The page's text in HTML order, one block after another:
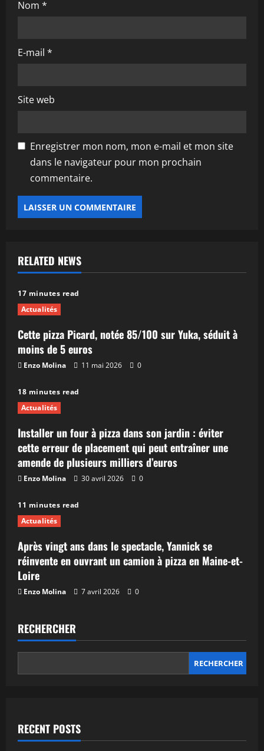
Nom *
E-mail *
Site web
Enregistrer mon nom, mon e-mail et mon site
dans le navigateur pour mon prochain
commentaire.
RELATED NEWS
17 minutes read
Actualités
Cette pizza Picard, notée 85/100 sur Yuka, séduit à
moins de 5 euros
Enzo Molina 11 mai 2026 0
18 minutes read
Actualités
Installer un four à pizza dans son jardin : éviter
cette erreur de placement qui peut entraîner une
amende de plusieurs milliers d’euros
Enzo Molina 30 avril 2026 0
11 minutes read
Actualités
Après vingt ans dans le spectacle, Yannick se
réinvente en ouvrant un camion à pizza en Maine-et-
Loire
Enzo Molina 7 avril 2026 0
RECHERCHER
RECHERCHER
RECENT POSTS